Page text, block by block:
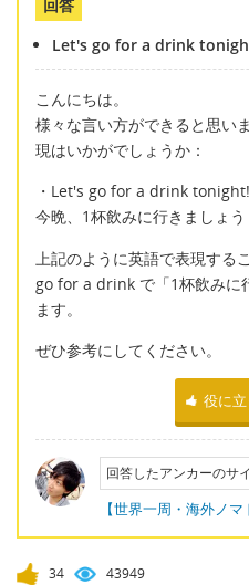
回答
Let's go for a drink
こんにちは。
様々な言い方ができると思い
現はいかがでしょうか：
・Let's go for a drink tonight!
今晩、1杯飲みに行きましょう
上記のように英語で表現する
go for a drink で「1杯飲みに
ます。
ぜひ参考にしてください。
役に
回答したアンカーのサ
【世界一周・海外ノ
34 43949